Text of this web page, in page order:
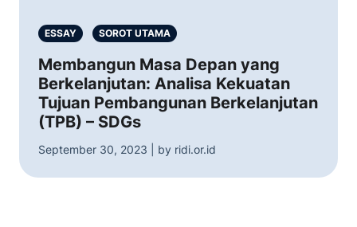
ESSAY SOROT UTAMA
Membangun Masa Depan yang
Berkelanjutan: Analisa Kekuatan
Tujuan Pembangunan Berkelanjutan
(TPB) – SDGs
September 30, 2023 | by ridi.or.id